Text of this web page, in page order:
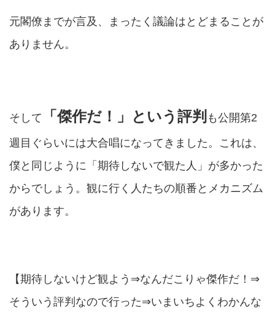
元閣僚までが言及、まったく議論はとどまることが
ありません。
そして 「傑作だ！」という評判 も公開第2
週目ぐらいには大合唱になってきました。これは、
僕と同じように「期待しないで観た人」が多かった
からでしょう。観に行く人たちの順番とメカニズム
があります。
【期待しないけど観よう⇒なんだこりゃ傑作だ！⇒
そういう評判なので行った⇒いまいちよくわかんな